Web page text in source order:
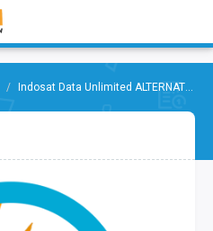
Indosat Data Unlimited ALTERNATIF